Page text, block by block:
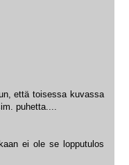
että toisessa kuvassa
puhetta....
ei ole se lopputulos